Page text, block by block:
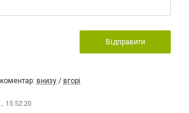
Відправити
внизу / вгорі
15:52:20